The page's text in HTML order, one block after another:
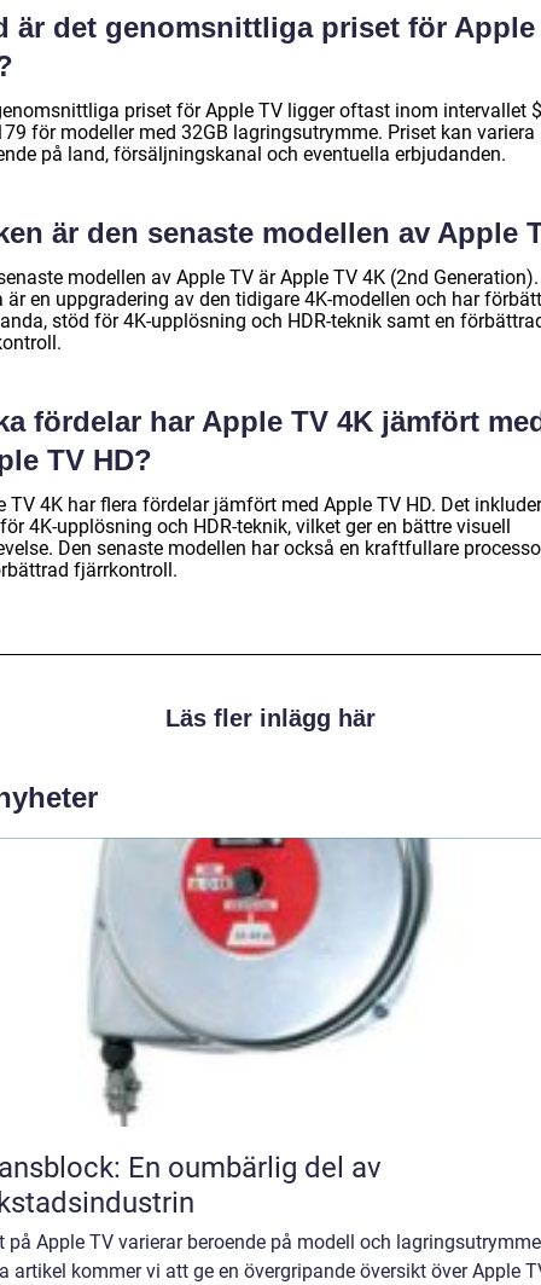
är det genomsnittliga priset för Apple
priset för Apple TV ligger oftast inom intervallet
för modeller med 32GB lagringsutrymme. Priset kan variera
på land, försäljningskanal och eventuella erbjudanden.
är den senaste modellen av Apple
modellen av Apple TV är Apple TV 4K (2nd Generation).
är en uppgradering av den tidigare 4K-modellen och har
stöd för 4K-upplösning och HDR-teknik samt en
fördelar har Apple TV 4K jämfört
TV HD?
TV 4K har flera fördelar jämfört med Apple TV HD. Det
4K-upplösning och HDR-teknik, vilket ger en bättre visuell
Den senaste modellen har också en kraftfullare
fjärrkontroll.
Läs fler inlägg här
En oumbärlig del av
på Apple TV varierar beroende på modell och
artikel kommer vi att ge en övergripande översikt över Apple